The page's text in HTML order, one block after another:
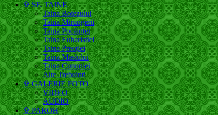
✞ SF. TAINE
Taina Botezului
Taina Mirungerii
Taina Pocăinței
Taina Euharistiei
Taina Preoției
Taina Maslului
Taina Cununiei
Alte Trebuinți
✞ GALERIE FOTO
VIDEO
AUDIO
✞ PAROH